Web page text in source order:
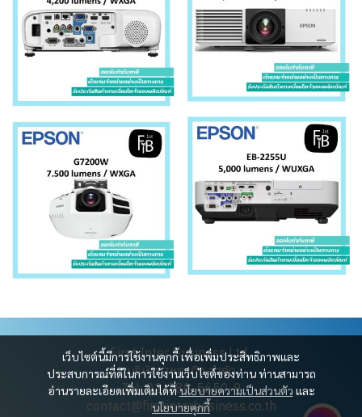
เว็บไซต์นี้มีการใช้งานคุกกี้ เพื่อเพิ่มประสิทธิภาพและ
ประสบการณ์ที่ดีในการใช้งานเว็บไซต์ของท่าน ท่านสามารถ
อ่านรายละเอียดเพิ่มเติมได้ที่นโยบายความเป็นส่วนตัว และ
นโยบายคุกกี้
First Inter Business Ltd.
บริษัท สหธุรกิจ จำกัด
Tel: 02-280-5650-9
contact@firstinterbusiness.co.th